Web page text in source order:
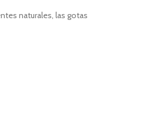
naturales, las gotas